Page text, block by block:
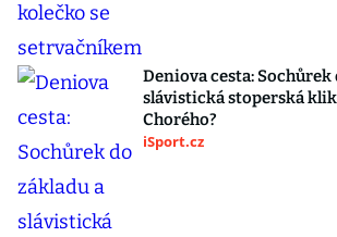
Deniova cesta: Sochůrek
slávistická stoperská
Chorého?
iSport.cz